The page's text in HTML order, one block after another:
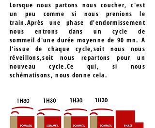
Lorsque nous partons nous coucher, c'est
un peu comme si nous prenions le
train.Après une phase d'endormissement
nous entrons dans un cycle de
sommeil d'une durée moyenne de 90 mn. A
l'issue de chaque cycle,soit nous nous
réveillons,soit nous repartons pour un
nouveau cycle.Ce qui, si nous
schématisons, nous donne cela.